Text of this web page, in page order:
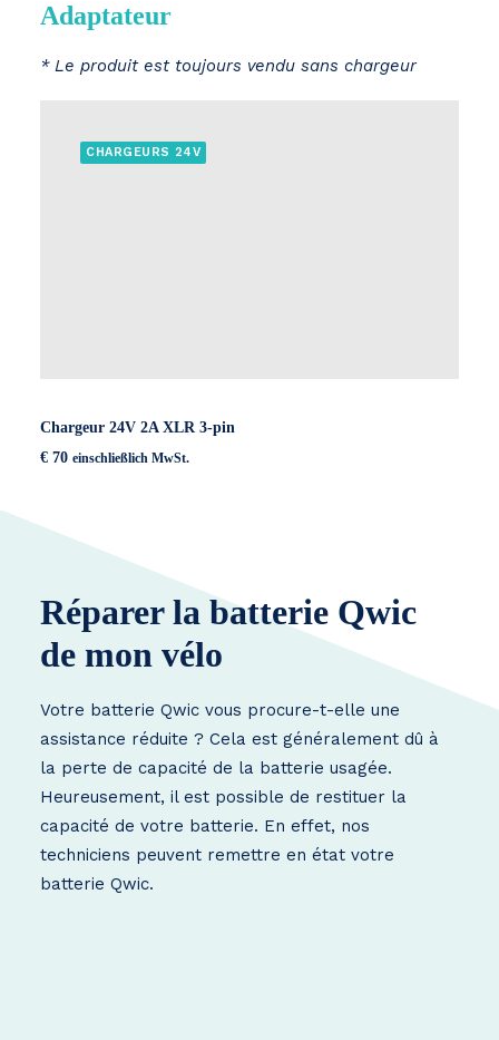
Adaptateur
* Le produit est toujours vendu sans chargeur
CHARGEURS 24V
Chargeur 24V 2A XLR 3-pin
€ 70 einschließlich MwSt.
Réparer la batterie Qwic
de mon vélo
Votre batterie Qwic vous procure-t-elle une
assistance réduite ? Cela est généralement dû à
la perte de capacité de la batterie usagée.
Heureusement, il est possible de restituer la
capacité de votre batterie. En effet, nos
techniciens peuvent remettre en état votre
batterie Qwic.